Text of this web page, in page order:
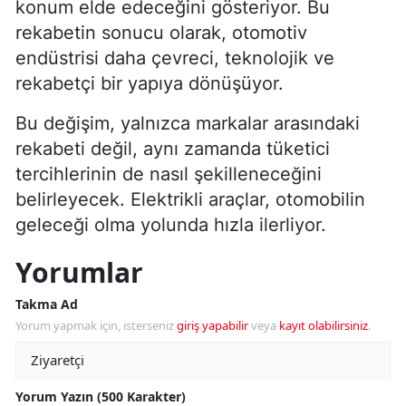
konum elde edeceğini gösteriyor. Bu
rekabetin sonucu olarak, otomotiv
endüstrisi daha çevreci, teknolojik ve
rekabetçi bir yapıya dönüşüyor.
Bu değişim, yalnızca markalar arasındaki
rekabeti değil, aynı zamanda tüketici
tercihlerinin de nasıl şekilleneceğini
belirleyecek. Elektrikli araçlar, otomobilin
geleceği olma yolunda hızla ilerliyor.
Yorumlar
Takma Ad
Yorum yapmak için, istersenizgiriş yapabilirveya kayıt olabilirsiniz.
Yorum Yazın (500 Karakter)